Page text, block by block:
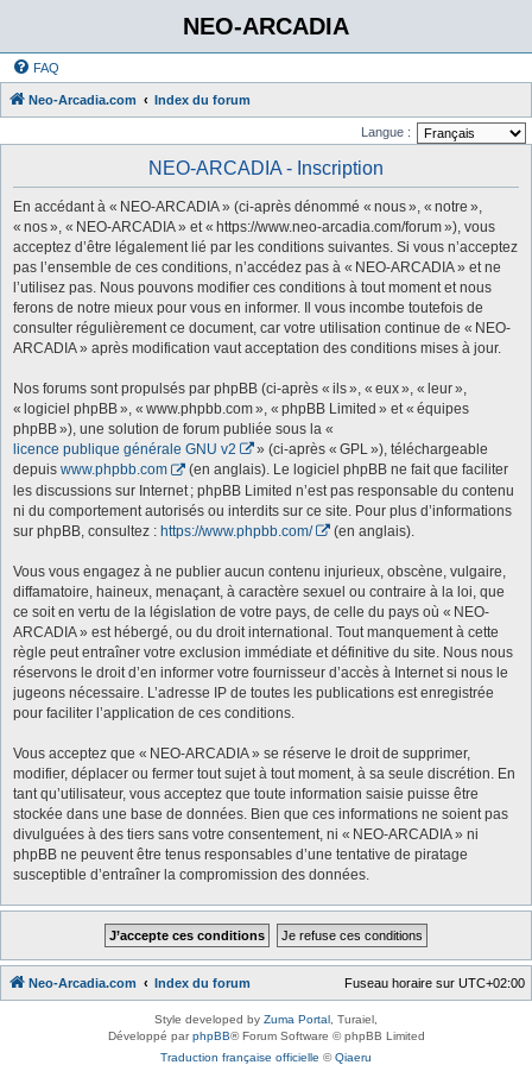
NEO-ARCADIA
FAQ
Neo-Arcadia.com Index du forum
Langue :
NEO-ARCADIA - Inscription
En accédant à « NEO-ARCADIA » (ci-après dénommé « nous », « notre »,
« nos », « NEO-ARCADIA » et « https://www.neo-arcadia.com/forum »), vous
acceptez d’être légalement lié par les conditions suivantes. Si vous n’acceptez
pas l’ensemble de ces conditions, n’accédez pas à « NEO-ARCADIA » et ne
l’utilisez pas. Nous pouvons modifier ces conditions à tout moment et nous
ferons de notre mieux pour vous en informer. Il vous incombe toutefois de
consulter régulièrement ce document, car votre utilisation continue de « NEO-
ARCADIA » après modification vaut acceptation des conditions mises à jour.
Nos forums sont propulsés par phpBB (ci-après « ils », « eux », « leur »,
« logiciel phpBB », « www.phpbb.com », « phpBB Limited » et « équipes
phpBB »), une solution de forum publiée sous la «
licence publique générale GNU v2
» (ci-après « GPL »), téléchargeable
depuis www.phpbb.com
(en anglais). Le logiciel phpBB ne fait que faciliter
les discussions sur Internet ; phpBB Limited n’est pas responsable du contenu
ni du comportement autorisés ou interdits sur ce site. Pour plus d’informations
sur phpBB, consultez : https://www.phpbb.com/ (en anglais).
Vous vous engagez à ne publier aucun contenu injurieux, obscène, vulgaire,
diffamatoire, haineux, menaçant, à caractère sexuel ou contraire à la loi, que
ce soit en vertu de la législation de votre pays, de celle du pays où « NEO-
ARCADIA » est hébergé, ou du droit international. Tout manquement à cette
règle peut entraîner votre exclusion immédiate et définitive du site. Nous nous
réservons le droit d’en informer votre fournisseur d’accès à Internet si nous le
jugeons nécessaire. L’adresse IP de toutes les publications est enregistrée
pour faciliter l’application de ces conditions.
Vous acceptez que « NEO-ARCADIA » se réserve le droit de supprimer,
modifier, déplacer ou fermer tout sujet à tout moment, à sa seule discrétion. En
tant qu’utilisateur, vous acceptez que toute information saisie puisse être
stockée dans une base de données. Bien que ces informations ne soient pas
divulguées à des tiers sans votre consentement, ni « NEO-ARCADIA » ni
phpBB ne peuvent être tenus responsables d’une tentative de piratage
susceptible d’entraîner la compromission des données.
Neo-Arcadia.com Index du forum Fuseau horaire sur UTC+02:00
Style developed by Zuma Portal , Turaiel,
Développé parphpBB® Forum Software © phpBB Limited
Traduction française officielle ©Qiaeru